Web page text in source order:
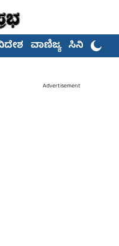
ವಾಣಿಜ್ಯ ಸಿನಿಮಾ
Advertisement